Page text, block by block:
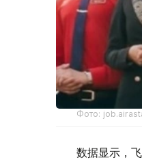
Фото:
数据显示，